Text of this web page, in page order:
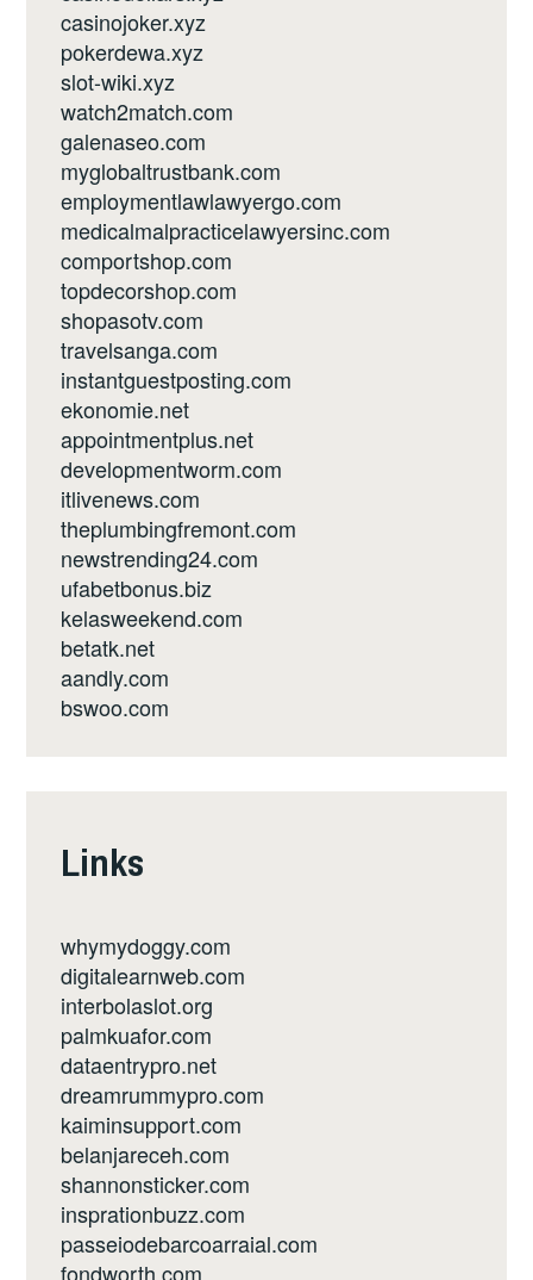
casinojoker.xyz
pokerdewa.xyz
slot-wiki.xyz
watch2match.com
galenaseo.com
myglobaltrustbank.com
employmentlawlawyergo.com
medicalmalpracticelawyersinc.com
comportshop.com
topdecorshop.com
shopasotv.com
travelsanga.com
instantguestposting.com
ekonomie.net
appointmentplus.net
developmentworm.com
itlivenews.com
theplumbingfremont.com
newstrending24.com
ufabetbonus.biz
kelasweekend.com
betatk.net
aandly.com
bswoo.com
Links
whymydoggy.com
digitalearnweb.com
interbolaslot.org
palmkuafor.com
dataentrypro.net
dreamrummypro.com
kaiminsupport.com
belanjareceh.com
shannonsticker.com
insprationbuzz.com
passeiodebarcoarraial.com
fondworth.com